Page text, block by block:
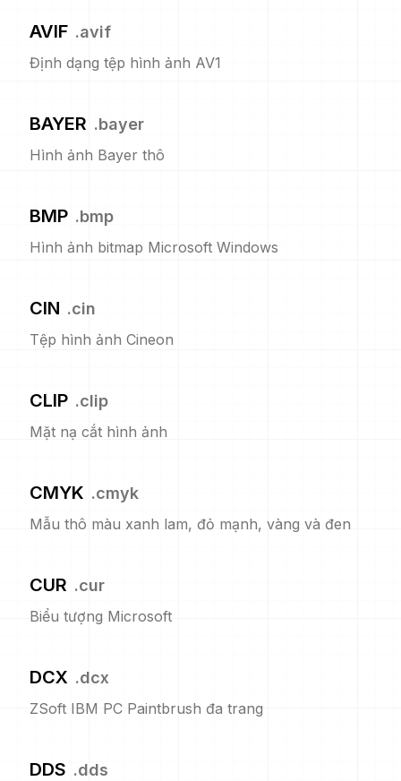
AVIF .avif
Định dạng tệp hình ảnh AV1
BAYER .bayer
Hình ảnh Bayer thô
BMP .bmp
Hình ảnh bitmap Microsoft Windows
CIN .cin
Tệp hình ảnh Cineon
CLIP .clip
Mặt nạ cắt hình ảnh
CMYK .cmyk
Mẫu thô màu xanh lam, đỏ mạnh, vàng và đen
CUR .cur
Biểu tượng Microsoft
DCX .dcx
ZSoft IBM PC Paintbrush đa trang
DDS .dds